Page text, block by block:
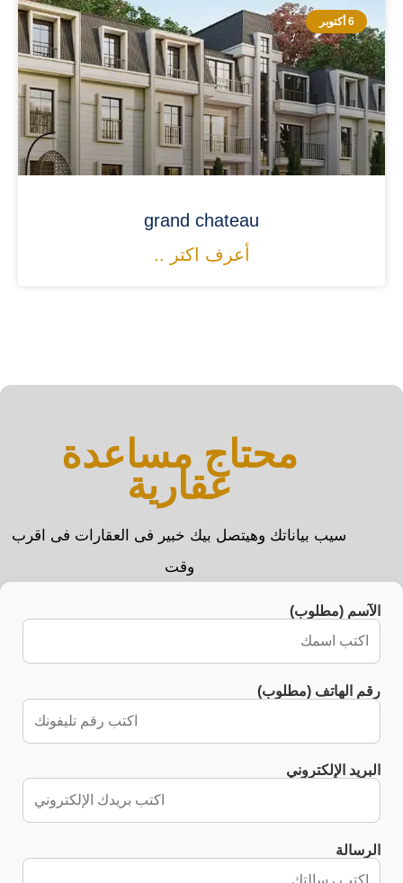
6 أكتوبر
grand chateau
أعرف اكتر ..
محتاج مساعدة
عقارية
سيب بياناتك وهيتصل بيك خبير فى العقارات فى اقرب
وقت
الآسم (مطلوب)
رقم الهاتف (مطلوب)
البريد الإلكتروني
الرسالة